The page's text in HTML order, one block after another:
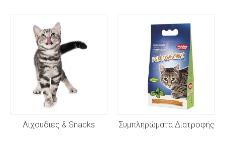
Λιχουδιές & Snacks Συμπληρώματα Διατροφής